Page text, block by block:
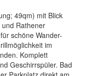
49qm) mit Blick
Rathener
schöne Wander-
im
Komplett
Geschirrspüler. Bad